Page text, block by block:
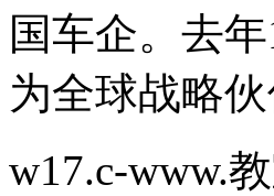
国车企。去
为全球战略
w17.c-